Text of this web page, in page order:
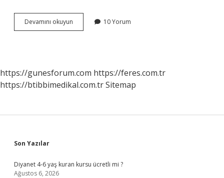
Devamını okuyun Hamsinin
Bir
10 Yorum
https://gunesforum.com https://feres.com.tr
https://btibbimedikal.com.trSitemap
Sidebar
Son Yazılar
Diyanet 4-6 yaş kuran kursu ücretli mi ?
Ağustos 6, 2026